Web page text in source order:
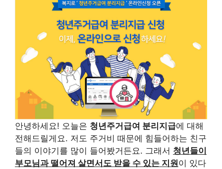
안녕하세요! 오늘은 청년주거급여 분리지급에 대해
전해드릴게요. 저도 주거비 때문에 힘들어하는 친구
들의 이야기를 많이 들어봤거든요. 그래서 청년들이
부모님과 떨어져 살면서도 받을 수 있는 지원이 있다